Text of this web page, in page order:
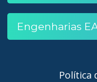
Engenharias
Política